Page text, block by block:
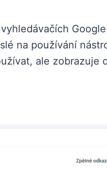
na používání
ale zobrazuje